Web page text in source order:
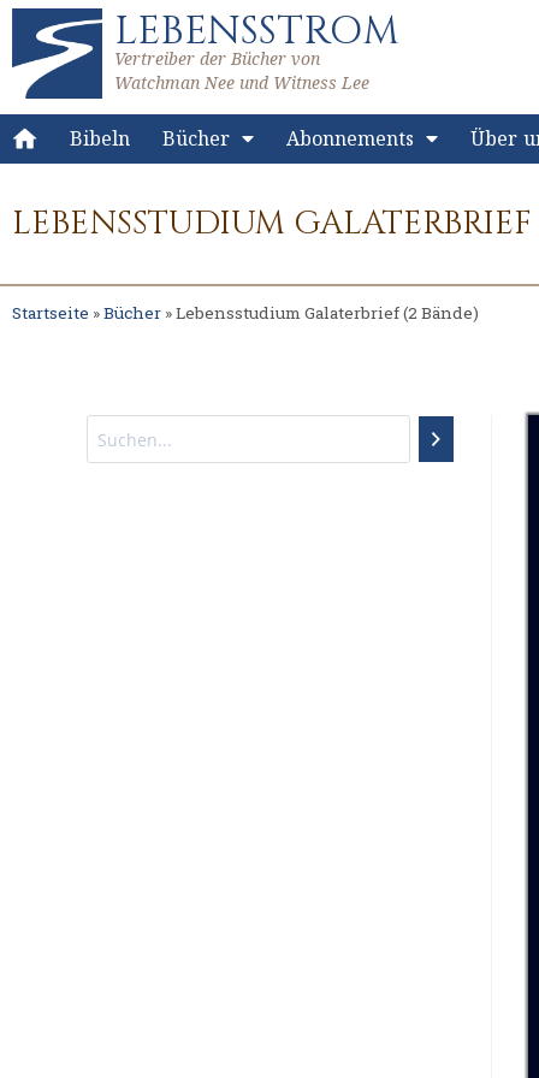
LEBENSSTROM
Vertreiber der Bücher von
Watchman Nee und Witness Lee
Bibeln Bücher Abonnements Über
LEBENSSTUDIUM
Startseite »Bücher »Lebensstudium Galaterbrief (2 Bände)